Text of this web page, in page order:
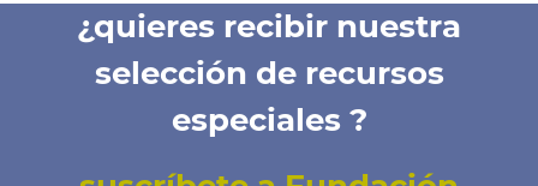
¿quieres recibir nuestra
selección de recursos
especiales ?